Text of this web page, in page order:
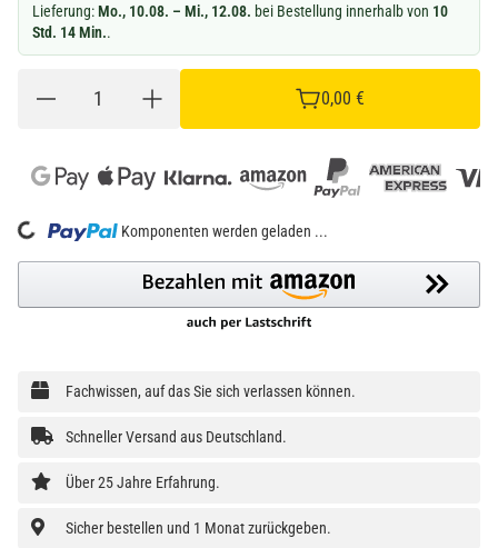
Lieferung:Mo., 10.08. – Mi., 12.08. bei Bestellung innerhalb von 10
Std. 14 Min..
0,00 €
Loading... Komponenten werden geladen ...
Fachwissen, auf das Sie sich verlassen können.
Schneller Versand aus Deutschland.
Über 25 Jahre Erfahrung.
Sicher bestellen und 1 Monat zurückgeben.